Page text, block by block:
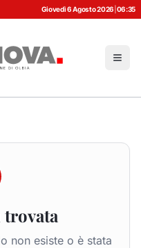
Giovedì 6 Agosto 2026 06:35
trovata
non esiste o è stata